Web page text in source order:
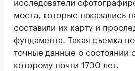
моста, которые показались
составили их карту и
фундамента. Такая съемка
точные данные о состоянии
которому почти 1700 лет.